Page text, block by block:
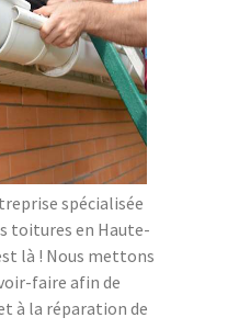
spécialisée
toitures en Haute-
là ! Nous mettons
faire afin de
à la réparation de